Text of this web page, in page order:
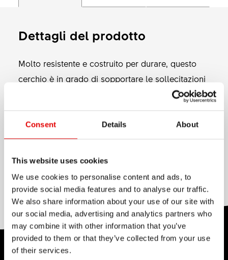
Consent Details About
This website uses cookies
We use cookies to personalise content and ads, to
provide social media features and to analyse our traffic.
We also share information about your use of our site with
our social media, advertising and analytics partners who
may combine it with other information that you’ve
provided to them or that they’ve collected from your use
of their services.
Dettagli del prodotto
Molto resistente e costruito per durare, questo
cerchio è in grado di sopportare le sollecitazioni
più impegnative delle City Bike elettriche, dotate
più lunghe. Disponibile in quattro misure: 20", 26",
27,5" 29", si adatta alle esigenze delle morderne
biciclette Urban in svariate configurazioni. La
pesi del sistema fino a 180 kg. Quindi, che tu stia
portando i tuoi figli a scuola o facendo la spesa,
avrai la sicurezza di un cerchio costruito per
durare!
ALUMINIUM